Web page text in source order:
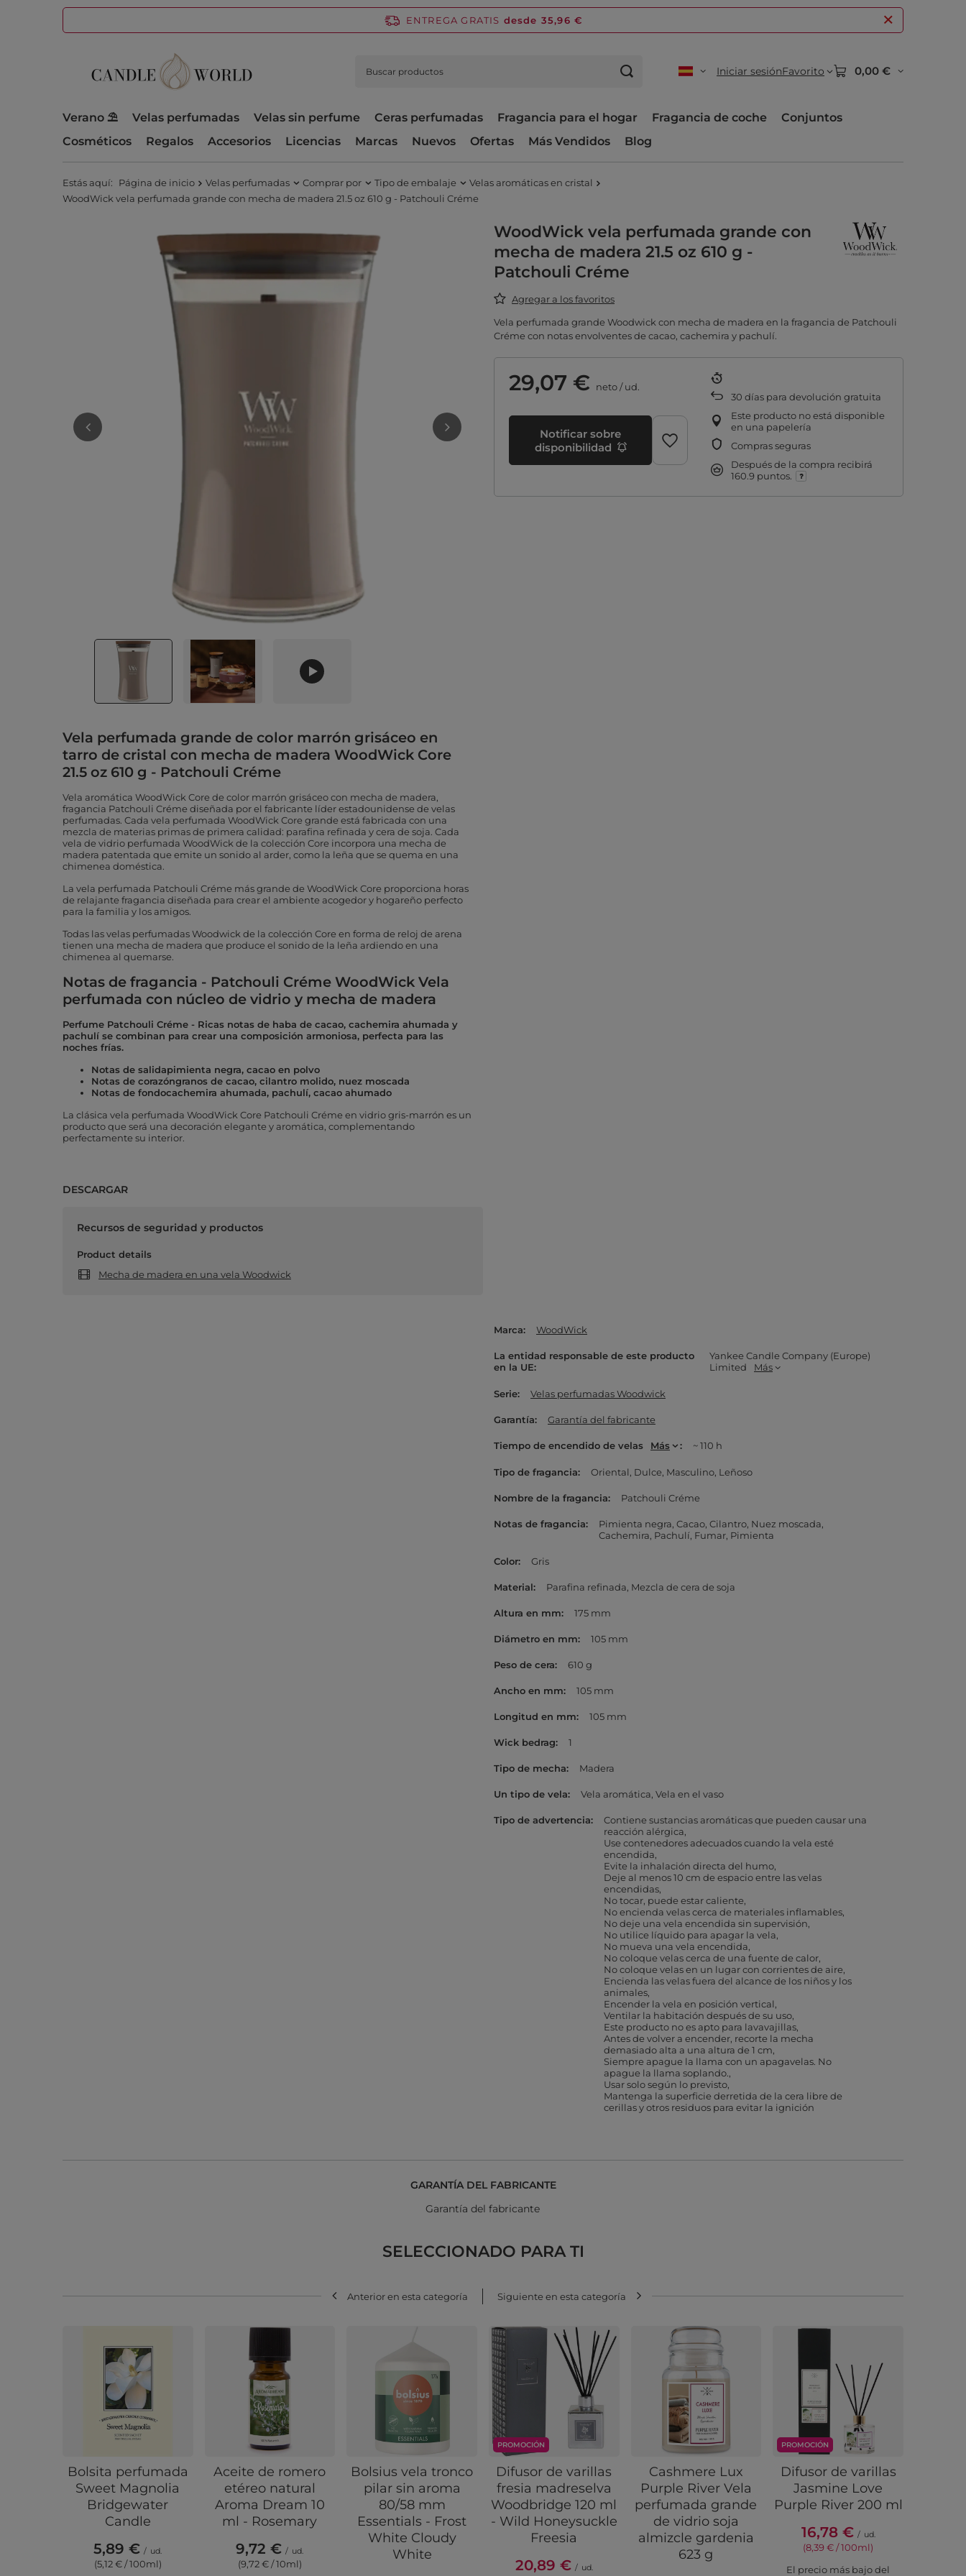
ENTREGA GRATIS desde 35,96 €
Iniciar sesiónFavorito 0,00 €
Verano ⛱️ Velas perfumadas Velas sin perfume Ceras perfumadas Fragancia para el hogar Fragancia de coche
Conjuntos
Cosméticos
Regalos Accesorios Licencias Marcas Nuevos Ofertas Más Vendidos Blog
Estás aquí: Página de inicio Velas perfumadas Comprar por Tipo de embalaje
Velas aromáticas en cristal
WoodWick vela perfumada grande con mecha de madera 21.5 oz 610 g - Patchouli Créme
WoodWick vela perfumada grande con
mecha de madera 21.5 oz 610 g -
Patchouli Créme
Agregar a los favoritos
Vela perfumada grande Woodwick con mecha de madera en la fragancia de Patchouli
Créme con notas envolventes de cacao, cachemira y pachulí.
29,07 € neto/ud.
Notificar sobre
disponibilidad
30 días para devolución gratuita
Este producto no está disponible
en una papelería
Compras seguras
Después de la compra recibirá
160.9 puntos.
Vela perfumada grande de color marrón grisáceo en
tarro de cristal con mecha de madera WoodWick Core
21.5 oz 610 g - Patchouli Créme
Vela aromática WoodWick Core de color marrón grisáceo con mecha de madera,
fragancia Patchouli Créme diseñada por el fabricante líder estadounidense de velas
perfumadas. Cada vela perfumada WoodWick Core grande está fabricada con una
mezcla de materias primas de primera calidad: parafina refinada y cera de soja. Cada
vela de vidrio perfumada WoodWick de la colección Core incorpora una mecha de
madera patentada que emite un sonido al arder, como la leña que se quema en una
chimenea doméstica.
La vela perfumada Patchouli Créme más grande de WoodWick Core proporciona horas
de relajante fragancia diseñada para crear el ambiente acogedor y hogareño perfecto
para la familia y los amigos.
Todas las velas perfumadas Woodwick de la colección Core en forma de reloj de arena
tienen una mecha de madera que produce el sonido de la leña ardiendo en una
chimenea al quemarse.
Notas de fragancia - Patchouli Créme WoodWick Vela
perfumada con núcleo de vidrio y mecha de madera
Perfume Patchouli Créme - Ricas notas de haba de cacao, cachemira ahumada y
pachulí se combinan para crear una composición armoniosa, perfecta para las
noches frías.
Notas de salidapimienta negra, cacao en polvo
Notas de corazóngranos de cacao, cilantro molido, nuez moscada
Notas de fondocachemira ahumada, pachulí, cacao ahumado
La clásica vela perfumada WoodWick Core Patchouli Créme en vidrio gris-marrón es un
producto que será una decoración elegante y aromática, complementando
perfectamente su interior.
DESCARGAR
Recursos de seguridad y productos
Product details
Mecha de madera en una vela Woodwick
Marca WoodWick
La entidad responsable de este producto
en la UE
Yankee Candle Company (Europe)
Limited
Más
Serie Velas perfumadas Woodwick
Garantía Garantía del fabricante
Tiempo de encendido de velas Más ~ 110 h
Tipo de fragancia Oriental Dulce Masculino Leñoso
Nombre de la fragancia Patchouli Créme
Notas de fragancia Pimienta negra Cacao Cilantro Nuez moscada
Cachemira Pachulí Fumar Pimienta
Color Gris
Material Parafina refinada Mezcla de cera de soja
Altura en mm 175 mm
Diámetro en mm 105 mm
Peso de cera 610 g
Ancho en mm 105 mm
Longitud en mm 105 mm
Wick bedrag 1
Tipo de mecha Madera
Un tipo de vela Vela aromática Vela en el vaso
Tipo de advertencia
Contiene sustancias aromáticas que pueden causar una
reacción alérgica
Use contenedores adecuados cuando la vela esté
encendida
Evite la inhalación directa del humo
Deje al menos 10 cm de espacio entre las velas
encendidas
No tocar, puede estar caliente
No encienda velas cerca de materiales inflamables
No deje una vela encendida sin supervisión
No utilice líquido para apagar la vela
No mueva una vela encendida
No coloque velas cerca de una fuente de calor
No coloque velas en un lugar con corrientes de aire
Encienda las velas fuera del alcance de los niños y los
animales
Encender la vela en posición vertical
Ventilar la habitación después de su uso
Este producto no es apto para lavavajillas
Antes de volver a encender, recorte la mecha
demasiado alta a una altura de 1 cm
Siempre apague la llama con un apagavelas. No
apague la llama soplando.
Usar solo según lo previsto
Mantenga la superficie derretida de la cera libre de
cerillas y otros residuos para evitar la ignición
GARANTÍA DEL FABRICANTE
Garantía del fabricante
SELECCIONADO PARA TI
Anterior en esta categoría Siguiente en esta categoría
Bolsita perfumada
Sweet Magnolia
Bridgewater
Candle
5,89 € / ud.
(5,12 € / 100ml)
Aceite de romero
etéreo natural
Aroma Dream 10
ml - Rosemary
9,72 € / ud.
(9,72 € / 10ml)
Bolsius vela tronco
pilar sin aroma
80/58 mm
Essentials - Frost
White Cloudy
White
PROMOCIÓN
Difusor de varillas
fresia madreselva
Woodbridge 120 ml
- Wild Honeysuckle
Freesia
20,89 € / ud.
Cashmere Lux
Purple River Vela
perfumada grande
de vidrio soja
almizcle gardenia
623 g
PROMOCIÓN
Difusor de varillas
Jasmine Love
Purple River 200 ml
16,78 € / ud.
(8,39 € / 100ml)
El precio más bajo del